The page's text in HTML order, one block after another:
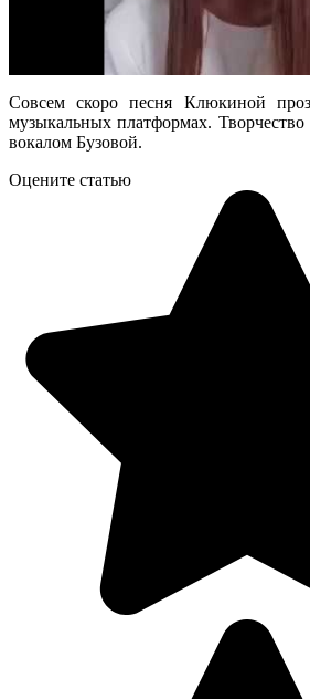
Совсем скоро песня Клюкиной
музыкальных платформах.
вокалом Бузовой.
Оцените статью